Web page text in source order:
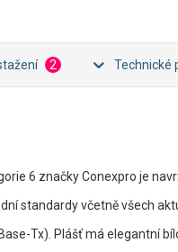
2 Technické
6 značky Conexpro je
standardy včetně všech
Tx). Plášť má elegantní